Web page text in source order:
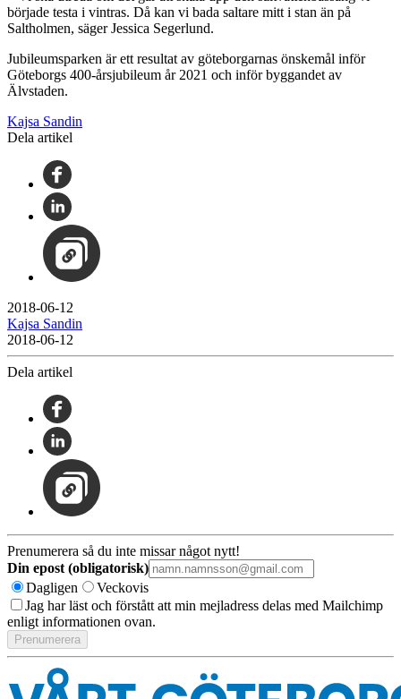
började testa i vintras. Då kan vi bada saltare mitt i stan än på
Saltholmen, säger Jessica Segerlund.
Jubileumsparken är ett resultat av göteborgarnas önskemål inför
Göteborgs 400-årsjubileum år 2021 och inför byggandet av
Älvstaden.
Kajsa Sandin
Dela artikel
2018-06-12
Kajsa Sandin
2018-06-12
Dela artikel
Prenumerera så du inte missar något nytt!
Din epost (obligatorisk)
Dagligen
Veckovis
Jag har läst och förstått att min mejladress delas med Mailchimp
enligt informationen ovan.